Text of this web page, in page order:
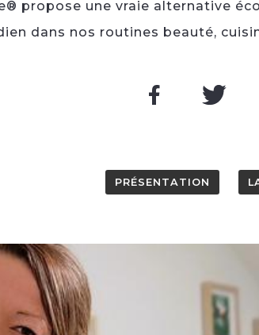
propose une vraie alternative
dans nos routines beauté,
PRÉSENTATION